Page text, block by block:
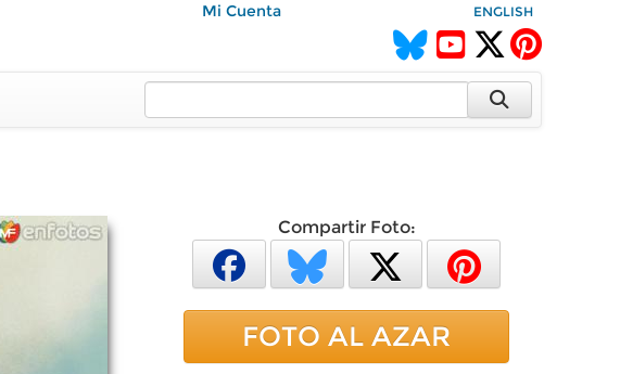
Mi Cuenta ENGLISH
Compartir Foto:
FOTO AL AZAR